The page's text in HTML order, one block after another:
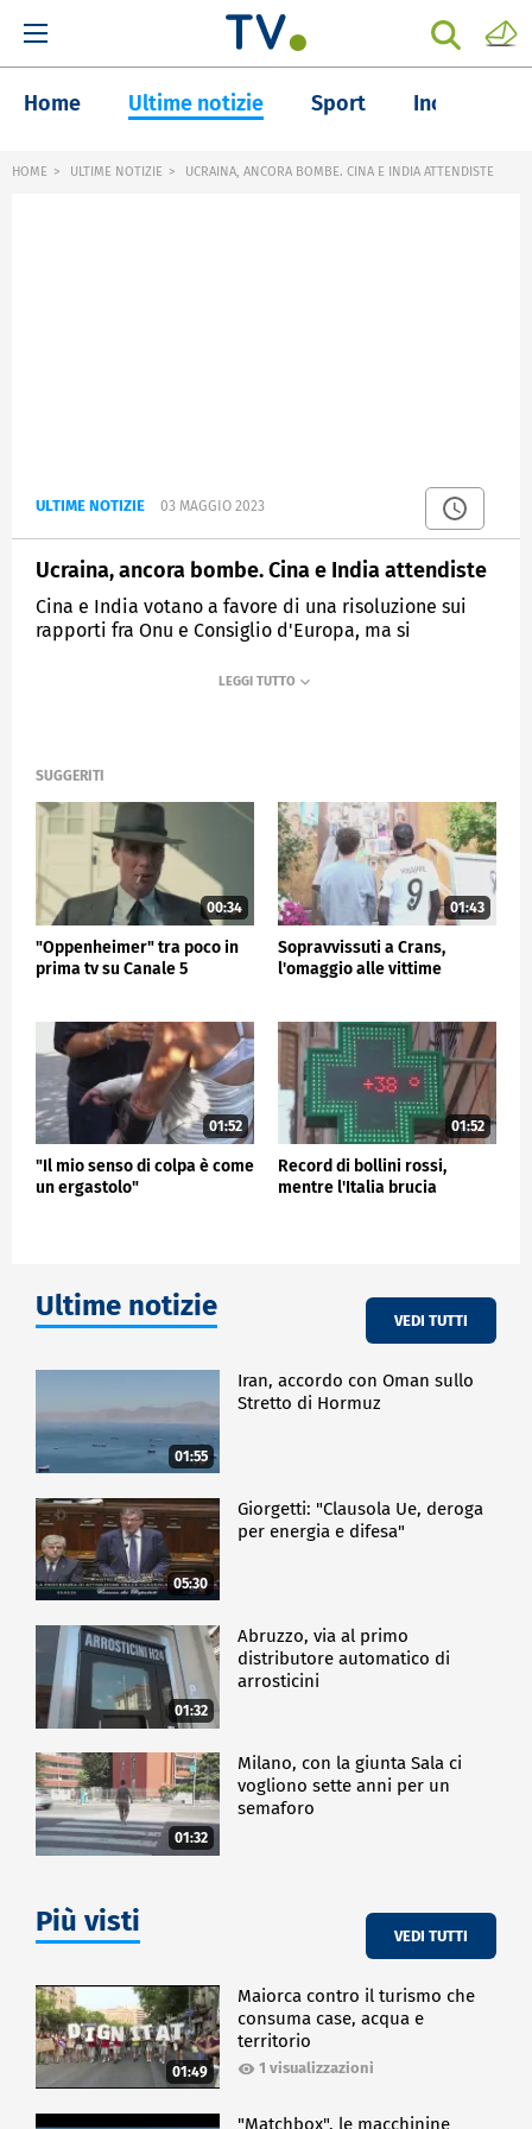
Home Ultime notizie Sport Inchieste
HOME ULTIME NOTIZIE UCRAINA, ANCORA BOMBE. CINA E INDIA ATTENDISTE
ULTIME NOTIZIE 03 MAGGIO 2023
Ucraina, ancora bombe. Cina e India attendiste
Cina e India votano a favore di una risoluzione sui
rapporti fra Onu e Consiglio d'Europa, ma si
all'aggressione della Russia contro l'Ucraina.
SUGGERITI
00:34
"Oppenheimer" tra poco in
prima tv su Canale 5
01:43
Sopravvissuti a Crans,
l'omaggio alle vittime
01:52
"Il mio senso di colpa è come
un ergastolo"
01:52
Record di bollini rossi,
mentre l'Italia brucia
Ultime notizie VEDI TUTTI
01:55
Iran, accordo con Oman sullo
Stretto di Hormuz
05:30
Giorgetti: "Clausola Ue, deroga
per energia e difesa"
01:32
Abruzzo, via al primo
distributore automatico di
arrosticini
01:32
Milano, con la giunta Sala ci
vogliono sette anni per un
semaforo
Più visti VEDI TUTTI
01:49
Maiorca contro il turismo che
consuma case, acqua e
territorio
1 visualizzazioni
"Matchbox", le macchinine